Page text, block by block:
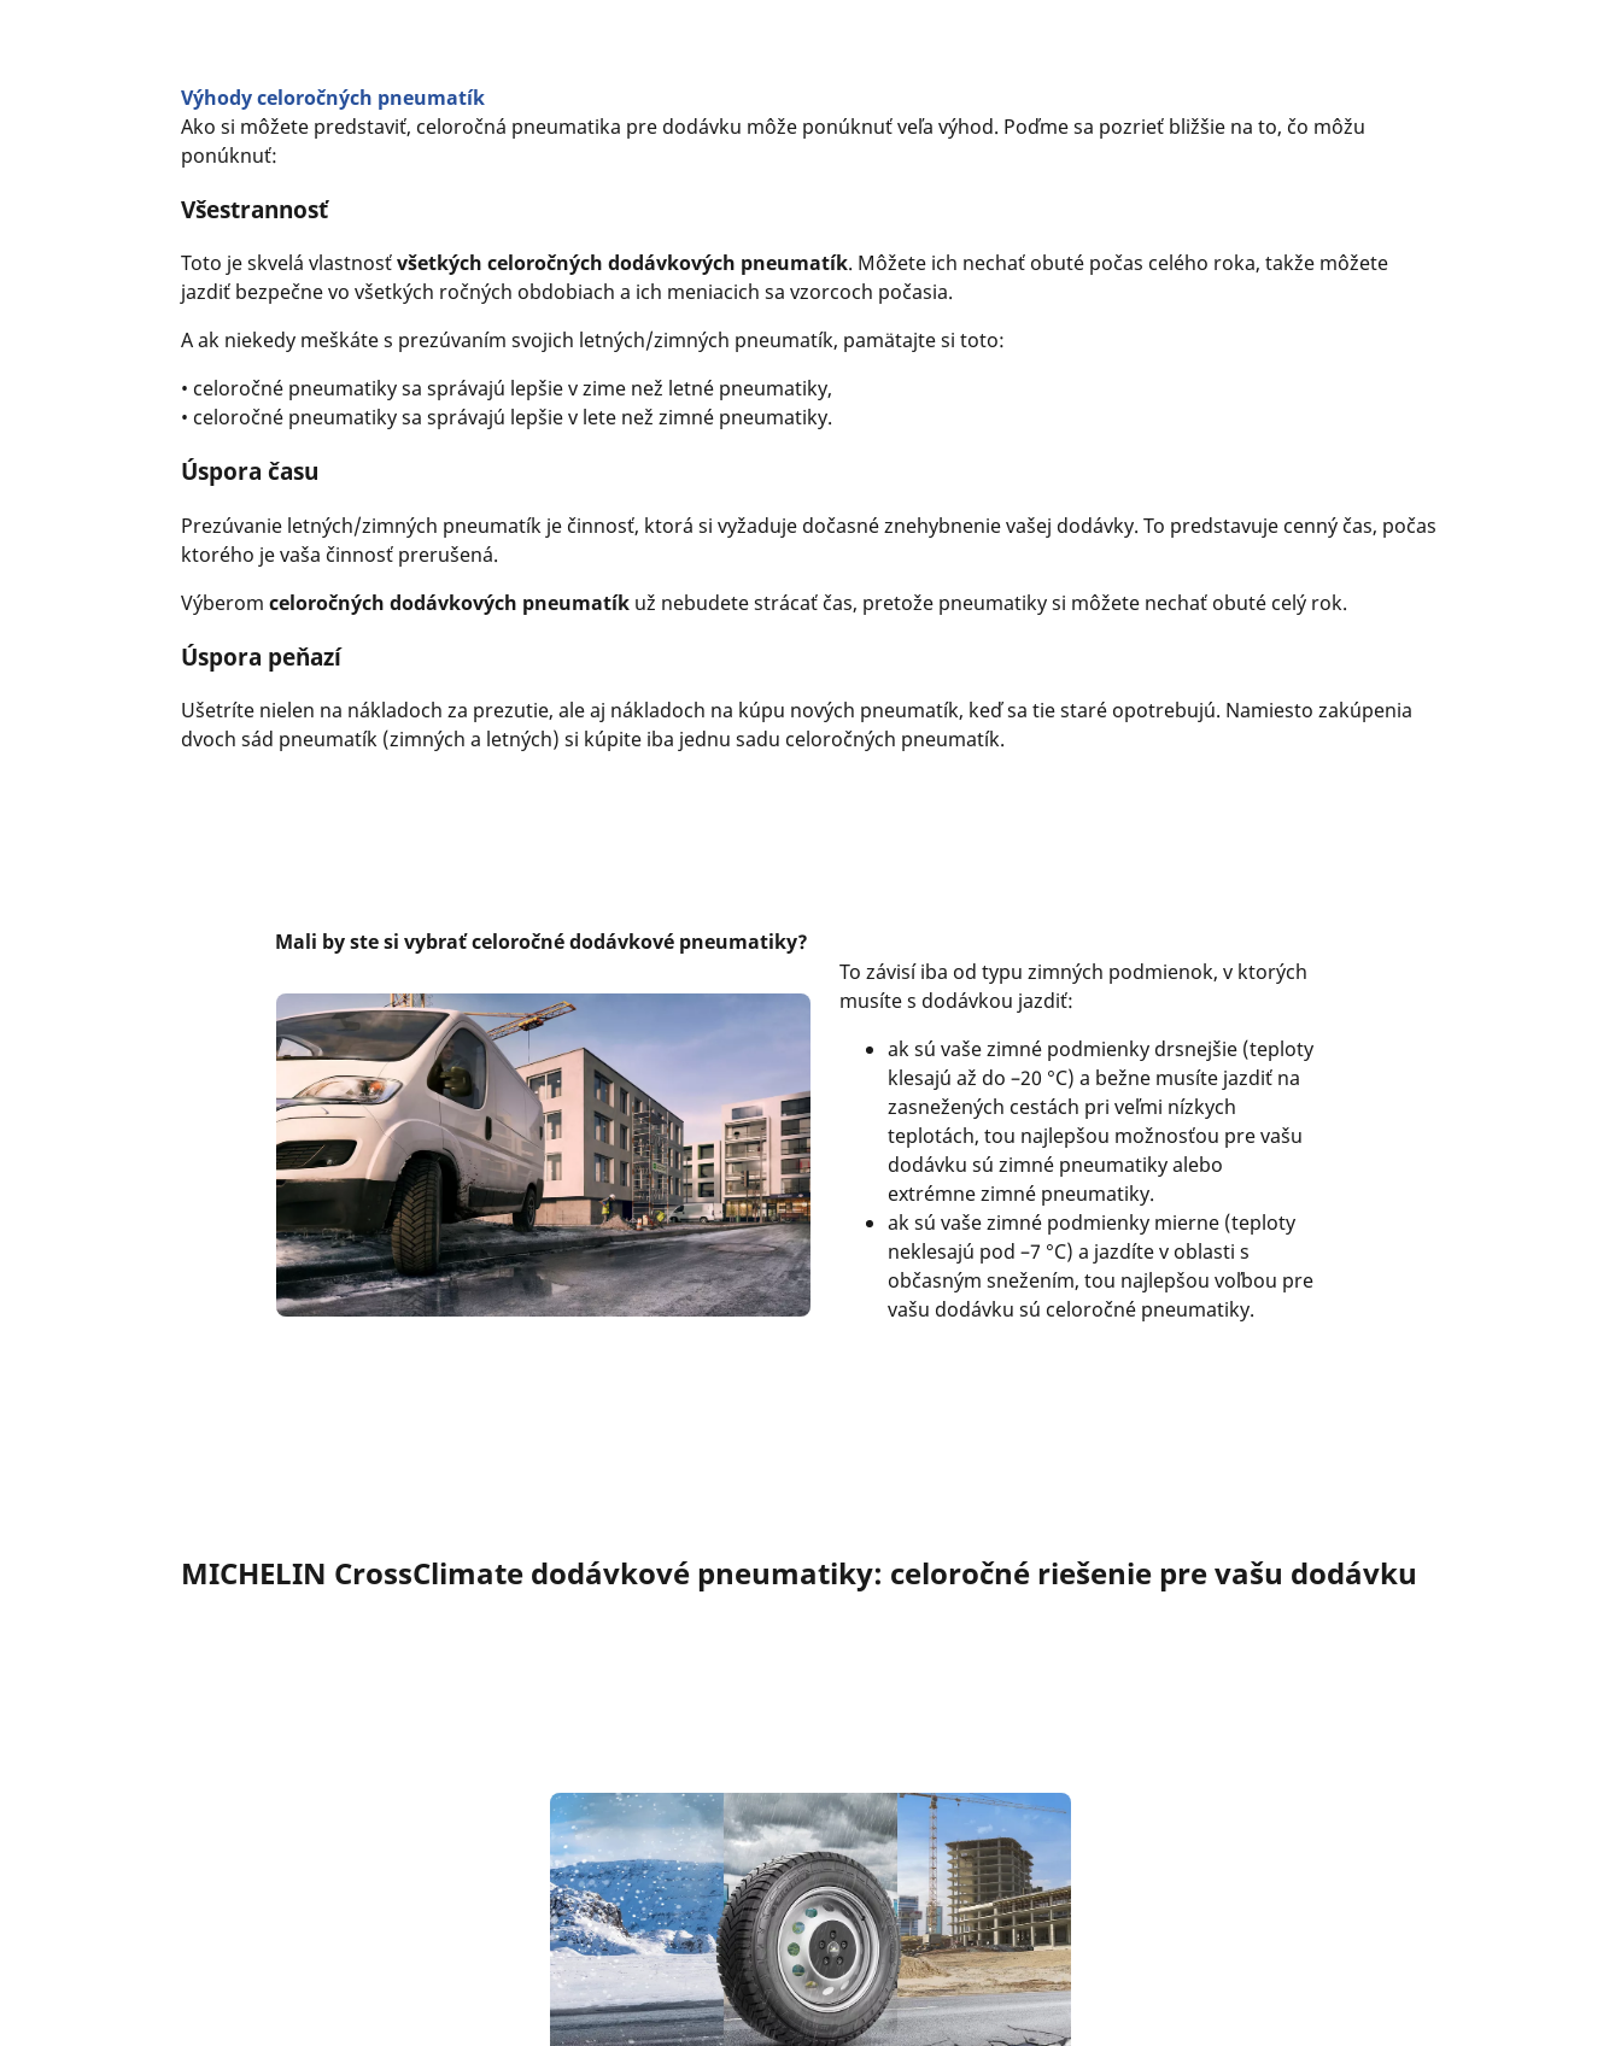
Výhody celoročných pneumatík
Ako si môžete predstaviť, celoročná pneumatika pre dodávku môže ponúknuť veľa výhod. Poďme sa pozrieť bližšie na to, čo môžu
ponúknuť:
Všestrannosť
Toto je skvelá vlastnosťvšetkých celoročných dodávkových pneumatík. Môžete ich nechať obuté počas celého roka, takže môžete
jazdiť bezpečne vo všetkých ročných obdobiach a ich meniacich sa vzorcoch počasia.
A ak niekedy meškáte s prezúvaním svojich letných/zimných pneumatík, pamätajte si toto:
• celoročné pneumatiky sa správajú lepšie v zime než letné pneumatiky,
• celoročné pneumatiky sa správajú lepšie v lete než zimné pneumatiky.
Úspora času
Prezúvanie letných/zimných pneumatík je činnosť, ktorá si vyžaduje dočasné znehybnenie vašej dodávky. To predstavuje cenný čas, počas
ktorého je vaša činnosť prerušená.
Výberom celoročných dodávkových pneumatík už nebudete strácať čas, pretože pneumatiky si môžete nechať obuté celý rok.
Úspora peňazí
Ušetríte nielen na nákladoch za prezutie, ale aj nákladoch na kúpu nových pneumatík, keď sa tie staré opotrebujú. Namiesto zakúpenia
dvoch sád pneumatík (zimných a letných) si kúpite iba jednu sadu celoročných pneumatík.
Mali by ste si vybrať celoročné dodávkové pneumatiky?
To závisí iba od typu zimných podmienok, v ktorých
musíte s dodávkou jazdiť:
ak sú vaše zimné podmienky drsnejšie (teploty
klesajú až do –20 °C) a bežne musíte jazdiť na
zasnežených cestách pri veľmi nízkych
teplotách, tou najlepšou možnosťou pre vašu
dodávku sú zimné pneumatiky alebo
extrémne zimné pneumatiky.
ak sú vaše zimné podmienky mierne (teploty
neklesajú pod –7 °C) a jazdíte v oblasti s
občasným snežením, tou najlepšou voľbou pre
vašu dodávku sú celoročné pneumatiky.
MICHELIN CrossClimate dodávkové pneumatiky: celoročné riešenie pre vašu dodávku